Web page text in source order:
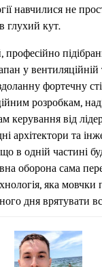
навчилися не
глухий кут.
у вентиляційній
фортечну
розробкам,
від
архітектори та
в одній частині
оборона сама
яка мовчки
дня врятувати